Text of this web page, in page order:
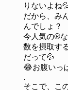
りないよね
だから、み
んでしょ？
今人気の®️
数を摂取す
だって💦
😂お腹いっ
.
そこで、こ